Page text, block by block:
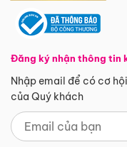
Đăng ký nhận thông tin
Nhập email để có cơ
của Quý khách